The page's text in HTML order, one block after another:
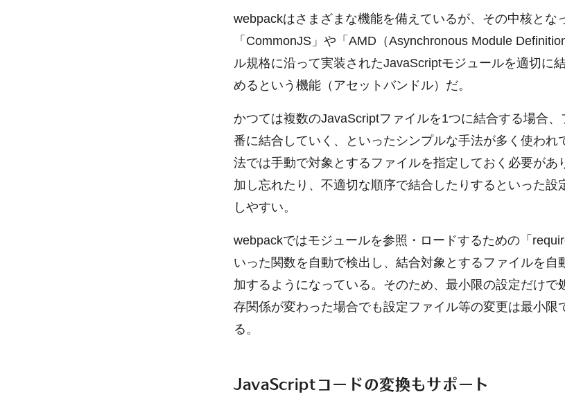
webpackはさまざまな機能を備えているが、その中核とな
「CommonJS」や「AMD（Asynchronous Module
ル規格に沿って実装されたJavaScriptモジュールを適切に
めるという機能（アセットバンドル）だ。
かつては複数のJavaScriptファイルを1つに結合する場合
番に結合していく、といったシンプルな手法が多く使われ
法では手動で対象とするファイルを指定しておく必要があ
加し忘れたり、不適切な順序で結合したりするといった設
しやすい。
webpackではモジュールを参照・ロードするための「
いった関数を自動で検出し、結合対象とするファイルを自
加するようになっている。そのため、最小限の設定だけで
存関係が変わった場合でも設定ファイル等の変更は最小限
る。
JavaScriptコードの変換もサポート